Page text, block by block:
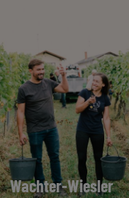
Wachter-Wiesler